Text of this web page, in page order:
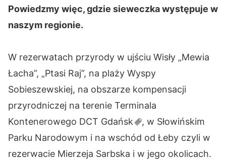
Powiedzmy więc, gdzie sieweczka występuje w
naszym regionie.
W rezerwatach przyrody w ujściu Wisły „Mewia
Łacha”, „Ptasi Raj”, na plaży Wyspy
Sobieszewskiej, na obszarze kompensacji
przyrodniczej na terenie Terminala
Kontenerowego DCT Gdańsk
, w Słowińskim
Parku Narodowym i na wschód od Łeby czyli w
rezerwacie Mierzeja Sarbska i w jego okolicach.